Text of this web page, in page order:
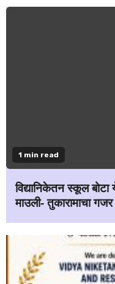
1 min read
विद्यानिकेतन स्कूल बोटा
माउली- तुकारामाचा गजर